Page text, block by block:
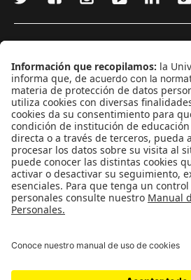
CONTÁCTANOS
cerosetenta@uniandes.edu.co
BOGOTÁ, COLOMBIA
NEWSLETTER